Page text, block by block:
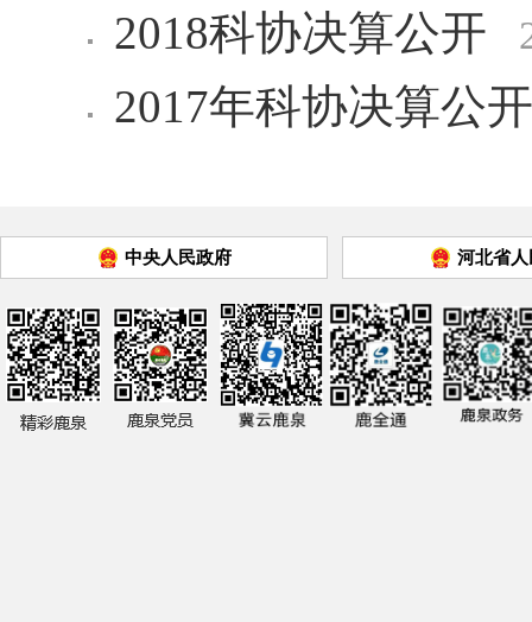
2018科协决算公开
2017年科协决算公开